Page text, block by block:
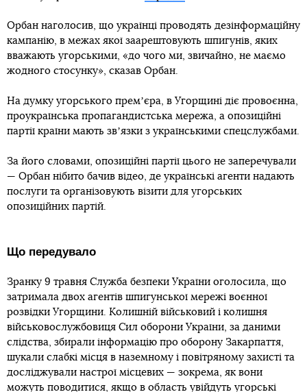
Орбан наголосив, що українці проводять дезінформаційну
кампанію, в межах якої заарештовують шпигунів, яких
вважають угорськими, «до чого ми, звичайно, не маємо
жодного стосунку», сказав Орбан.
На думку угорського премʼєра, в Угорщині діє провоєнна,
проукраїнська пропагандистська мережа, а опозиційні
партії країни мають звʼязки з українськими спецслужбами.
За його словами, опозиційні партії цього не заперечували
— Орбан нібито бачив відео, де українські агенти надають
послуги та організовують візити для угорських
опозиційних партій.
Що передувало
Зранку 9 травня Служба безпеки України оголосила, що
затримала двох агентів шпигунської мережі воєнної
розвідки Угорщини. Колишній військовий і колишня
військовослужбовиця Сил оборони України, за даними
слідства, збирали інформацію про оборону Закарпаття,
шукали слабкі місця в наземному і повітряному захисті та
досліджували настрої місцевих — зокрема, як вони
можуть поводитися, якщо в область увійдуть угорські